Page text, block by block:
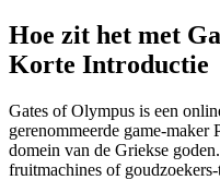
Hoe zit het met
Korte Introductie
Gates of Olympus is een
gerenommeerde game-maker
domein van de Griekse
fruitmachines of